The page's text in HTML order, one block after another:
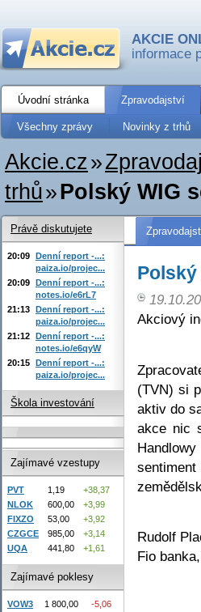
AKCIE
informace
Úvodní stránka Zpravodajství
Všechny zprávy Novinky z trhů
Akcie.cz»
trhů»Polský WIG
Polský
Akciový
(TVN) si
aktiv do
akce nic
Rudolf
Fio
Právě diskutujete
20:09 Denní report -...:
paiza.io/projec...
20:09 Denní report -...:
notes.io/e6rL7
21:13 Denní report -...:
paiza.io/projec...
21:12 Denní report -...:
notes.io/e6qyW
20:15 Denní report -...:
paiza.io/projec...
Škola investování
Zajímavé vzestupy
PVT 1,19
+38,37
NLOK
600,00
+3,99
FIXZO
53,00
+3,92
CZGCE
985,00
+3,14
UQA
441,80 +1,61
Zajímavé poklesy
VOW3 1 800,00
-5,06